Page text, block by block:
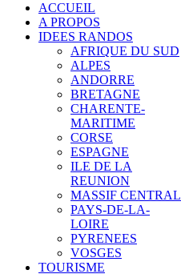
ACCUEIL
A PROPOS
IDEES RANDOS
AFRIQUE DU SUD
ALPES
ANDORRE
BRETAGNE
CHARENTE-
MARITIME
CORSE
ESPAGNE
ILE DE LA
REUNION
MASSIF CENTRAL
PAYS-DE-LA-
LOIRE
PYRENEES
VOSGES
TOURISME